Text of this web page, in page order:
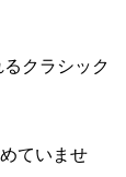
クラシック
ていませ